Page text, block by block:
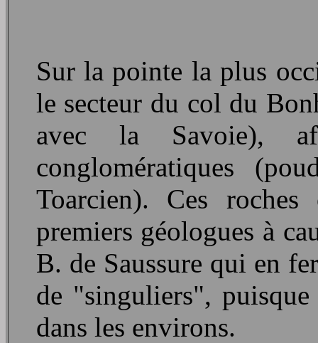
Sur la pointe la plus
le secteur du col du
avec la Savoie),
conglomératiques
Toarcien). Ces
premiers géologues à
B. de Saussure qui en
de "singuliers",
dans les environs.